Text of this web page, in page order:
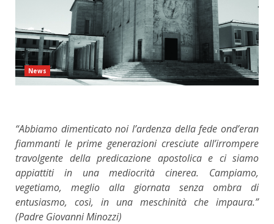
News
“Abbiamo dimenticato noi l’ardenza della fede ond’eran
fiammanti le prime generazioni cresciute all’irrompere
travolgente della predicazione apostolica e ci siamo
appiattiti in una mediocrità cinerea. Campiamo,
vegetiamo, meglio alla giornata senza ombra di
entusiasmo, così, in una meschinità che impaura.”
(Padre Giovanni Minozzi)